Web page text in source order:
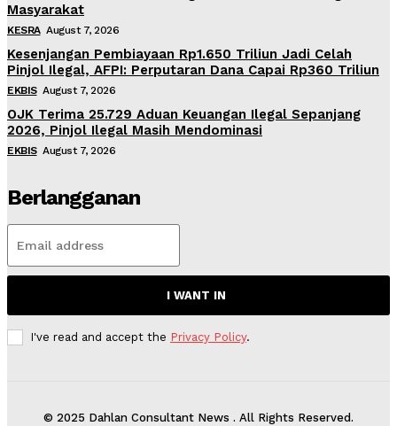
Masyarakat
KESRA August 7, 2026
Kesenjangan Pembiayaan Rp1.650 Triliun Jadi Celah
Pinjol Ilegal, AFPI: Perputaran Dana Capai Rp360 Triliun
EKBIS August 7, 2026
OJK Terima 25.729 Aduan Keuangan Ilegal Sepanjang
2026, Pinjol Ilegal Masih Mendominasi
EKBIS August 7, 2026
Berlangganan
I WANT IN
I've read and accept the Privacy Policy.
© 2025 Dahlan Consultant News . All Rights Reserved.